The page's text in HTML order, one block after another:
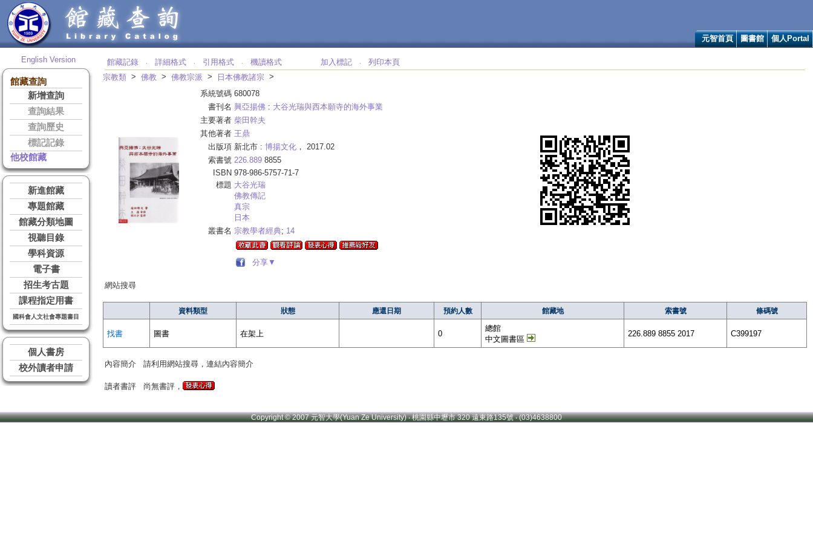
元智首頁 圖書館 個人Portal
English Version
館藏查詢
新增查詢
查詢結果
查詢歷史
標記記錄
他校館藏
新進館藏
專題館藏
館藏分類地圖
視聽目錄
學科資源
電子書
招生考古題
課程指定用書
國科會人文社會專題書目
個人書房
校外讀者申請
館藏記錄 ‧ 詳細格式 ‧ 引用格式 ‧ 機讀格式 加入標記 ‧
列印本頁
宗教類 > 佛教 > 佛教宗派 > 日本佛教諸宗 >
系統號碼 680078
書刊名 興亞揚佛 : 大谷光瑞與西本願寺的海外事業
主要著者 柴田幹夫
其他著者 王鼎
出版項 新北市 : 博揚文化 ， 2017.02
索書號 226.889 8855
ISBN 978-986-5757-71-7
標題 大谷光瑞
佛教傳記
真宗
日本
叢書名 宗教學者經典; 14
分享▼
網站搜尋
資料類型 狀態 應還日期 預約人數 館藏地 索書號 條碼號
找書 圖書 在架上 0
總館
中文圖書區
226.889 8855 2017 C399197
內容簡介 請利用網站搜尋，連結內容簡介
讀者書評 尚無書評，
Copyright © 2007 元智大學(Yuan Ze University) ‧ 桃園縣中壢市 320 遠東路135號 ‧ (03)4638800